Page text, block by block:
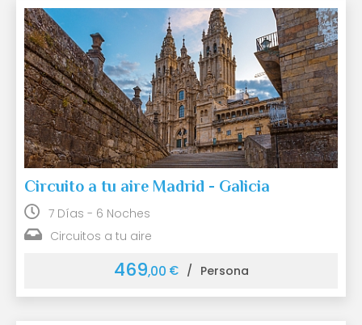
Circuito a tu aire Madrid - Galicia
7 Días - 6 Noches
Circuitos a tu aire
469,00 € / Persona